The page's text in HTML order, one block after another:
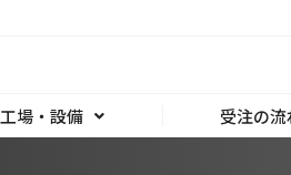
工場・設備 受注の流